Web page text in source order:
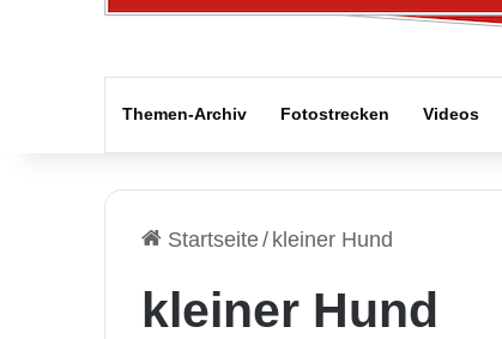
Themen-Archiv Fotostrecken Videos
Startseite/ kleiner Hund
kleiner Hund